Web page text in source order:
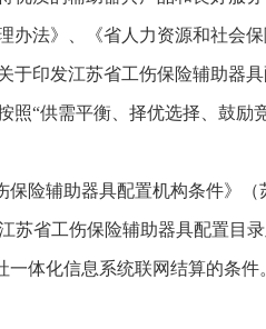
办法》、《省人力资源和社会
于印发江苏省工伤保险辅助器
照“供需平衡、择优选择、鼓
保险辅助器具配置机构条件》
苏省工伤保险辅助器具配置目
一体化信息系统联网结算的条件